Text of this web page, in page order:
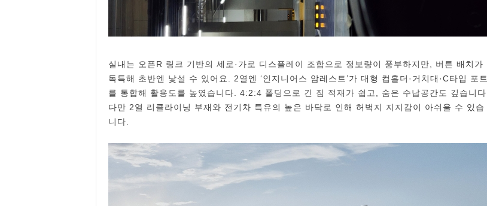
실내는 오픈R 링크 기반의 세로·가로 디스플레이 조합으로 정보량이 풍부하지만, 버튼 배치가
독특해 초반엔 낯설 수 있어요. 2열엔 ‘인지니어스 암레스트’가 대형 컵홀더·거치대·C타입 포트
를 통합해 활용도를 높였습니다. 4:2:4 폴딩으로 긴 짐 적재가 쉽고, 숨은 수납공간도 깊습니다.
다만 2열 리클라이닝 부재와 전기차 특유의 높은 바닥로 인해 허벅지 지지감이 아쉬울 수 있습
니다.